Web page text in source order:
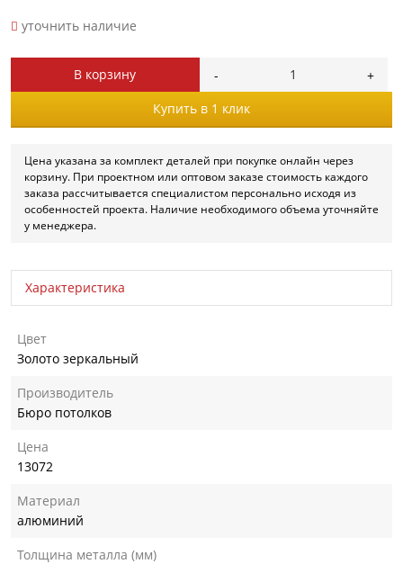
уточнить наличие
В корзину
Купить в 1 клик
Цена указана за комплект деталей при покупке онлайн через
корзину. При проектном или оптовом заказе стоимость каждого
заказа рассчитывается специалистом персонально исходя из
особенностей проекта. Наличие необходимого объема уточняйте
у менеджера.
Характеристика
Цвет
Золото зеркальный
Производитель
Бюро потолков
Цена
13072
Материал
алюминий
Толщина металла (мм)